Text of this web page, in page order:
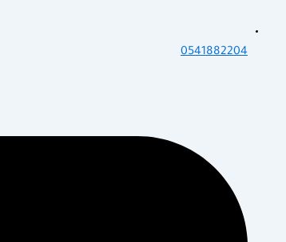
0541882204